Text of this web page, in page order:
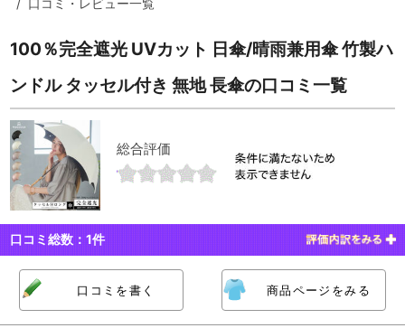
100％完全遮光 UVカット 日傘/晴雨兼用傘 竹製ハ
ンドル タッセル付き 無地 長傘の口コミ一覧
総合評価
口コミ総数：1件
口コミを書く 商品ページをみる